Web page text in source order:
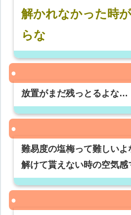
解かれなかった時
らな
放置がまだ残っとるよな…
難易度の塩梅って難しいよ
解けて貰えない時の空気感